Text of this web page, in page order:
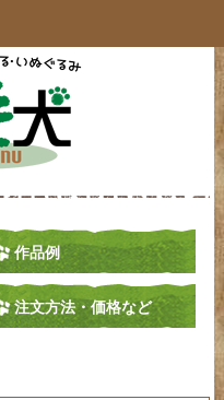
作品例
注文方法・価格など